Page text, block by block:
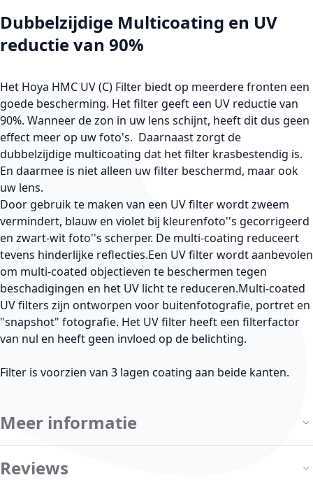
Dubbelzijdige Multicoating en UV
reductie van 90%
Het Hoya HMC UV (C) Filter biedt op meerdere fronten een
goede bescherming. Het filter geeft een UV reductie van
90%. Wanneer de zon in uw lens schijnt, heeft dit dus geen
effect meer op uw foto's. Daarnaast zorgt de
dubbelzijdige multicoating dat het filter krasbestendig is.
En daarmee is niet alleen uw filter beschermd, maar ook
uw lens.
Door gebruik te maken van een UV filter wordt zweem
vermindert, blauw en violet bij kleurenfoto''s gecorrigeerd
en zwart-wit foto''s scherper. De multi-coating reduceert
tevens hinderlijke reflecties.Een UV filter wordt aanbevolen
om multi-coated objectieven te beschermen tegen
beschadigingen en het UV licht te reduceren.Multi-coated
UV filters zijn ontworpen voor buitenfotografie, portret en
"snapshot" fotografie. Het UV filter heeft een filterfactor
van nul en heeft geen invloed op de belichting.
Filter is voorzien van 3 lagen coating aan beide kanten.
Meer informatie
Reviews